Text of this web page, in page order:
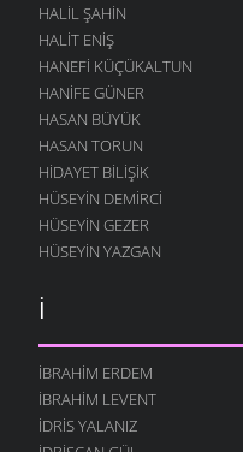
HALIL ŞAHIN
HALIT ENIŞ
HANEFI KÜÇÜKALTUN
HANIFE GÜNER
HASAN BÜYÜK
HASAN TORUN
HIDAYET BILIŞIK
HÜSEYIN DEMIRCI
HÜSEYIN GEZER
HÜSEYIN YAZGAN
İ
İBRAHIM ERDEM
İBRAHIM LEVENT
İDRIS YALANIZ